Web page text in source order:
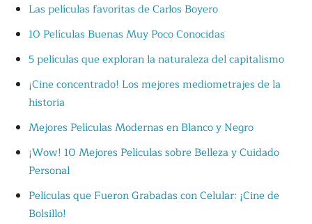
Las películas favoritas de Carlos Boyero
10 Películas Buenas Muy Poco Conocidas
5 películas que exploran la naturaleza del capitalismo
¡Cine concentrado! Los mejores mediometrajes de la
historia
Mejores Películas Modernas en Blanco y Negro
¡Wow! 10 Mejores Películas sobre Belleza y Cuidado
Personal
Películas que Fueron Grabadas con Celular: ¡Cine de
Bolsillo!